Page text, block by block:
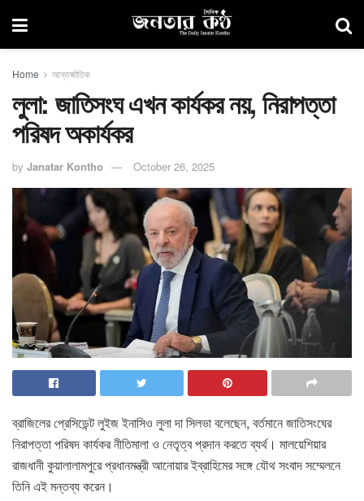
Home আন্তর্জাতিক
লুলা: জাতিসংঘ এখন কার্যকর নয়, নিরাপত্তা
পরিষদ অকার্যকর
by Janatar Kontho October 26, 2025
ব্রাজিলের প্রেসিডেন্ট লুইজ ইনাসিও লুলা দা সিলভা বলেছেন, বর্তমানে জাতিসংঘের
নিরাপত্তা পরিষদ কার্যকর নীতিমালা ও নেতৃত্ব প্রদান করতে ব্যর্থ। মালয়েশিয়ার
রাজধানী কুয়ালালামপুরে প্রধানমন্ত্রী আনোয়ার ইব্রাহিমের সঙ্গে যৌথ সংবাদ সম্মেলনে
তিনি এই মন্তব্য করেন।